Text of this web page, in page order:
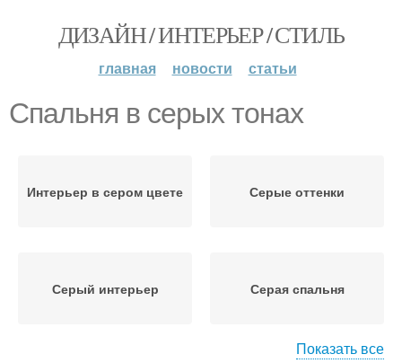
ДИЗАЙН / ИНТЕРЬЕР / СТИЛЬ
главная новости статьи
Спальня в серых тонах
Интерьер в сером цвете Серые оттенки
Серый интерьер Серая спальня
Показать все